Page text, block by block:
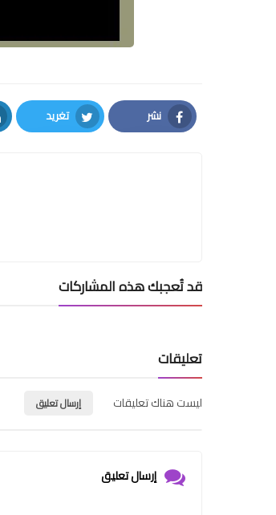
نشر
Facebook
تغريد
Twitter
قد تُعجبك هذه المشاركات
تعليقات
ليست هناك تعليقات إرسال تعليق
إرسال تعليق